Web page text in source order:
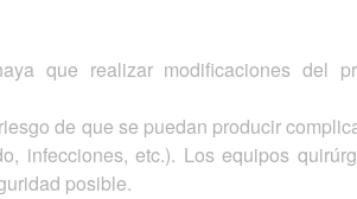
que realizar modificaciones del
de que se puedan producir
infecciones, etc.). Los equipos
posible.